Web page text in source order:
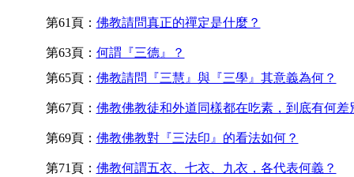
第61頁： 佛教請問真正的禪定是什麼？
第63頁： 何謂『三德』？
第65頁： 佛教請問『三慧』與『三學』其意義為何？
第67頁： 佛教佛教徒和外道同樣都在吃素，到底有何差
第69頁： 佛教佛教對『三法印』的看法如何？
第71頁： 佛教何謂五衣、七衣、九衣，各代表何義？